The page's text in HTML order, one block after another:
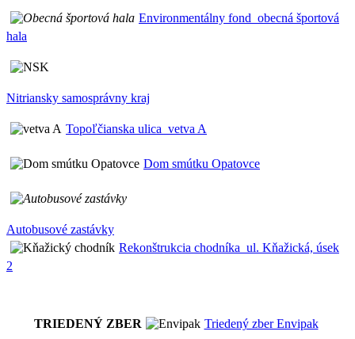
Environmentálny fond_obecná športová
hala
Nitriansky samosprávny kraj
Topoľčianska ulica_vetva A
Dom smútku Opatovce
Autobusové zastávky
Rekonštrukcia chodníka_ul. Kňažická, úsek
2
TRIEDENÝ ZBER Triedený zber Envipak